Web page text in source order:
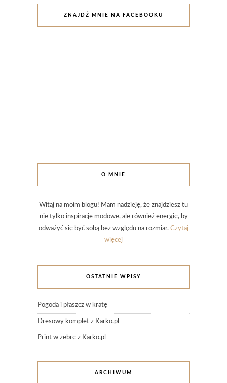
ZNAJDŹ MNIE NA FACEBOOKU
O MNIE
Witaj na moim blogu! Mam nadzieję, że znajdziesz tu
nie tylko inspiracje modowe, ale również energię, by
odważyć się być sobą bez względu na rozmiar. Czytaj
więcej
OSTATNIE WPISY
Pogoda i płaszcz w kratę
Dresowy komplet z Karko.pl
Print w zebrę z Karko.pl
ARCHIWUM